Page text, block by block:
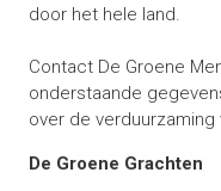
door het hele land.
Contact De Groene
onderstaande
over de verduurzaming
De Groene Grachten